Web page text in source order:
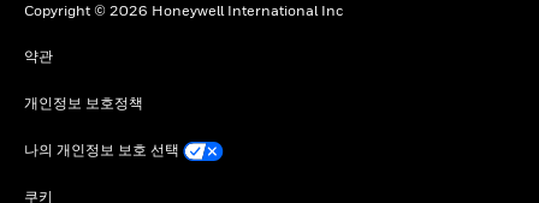
Copyright © 2026 Honeywell International Inc
약관
개인정보 보호정책
나의 개인정보 보호 선택
쿠키